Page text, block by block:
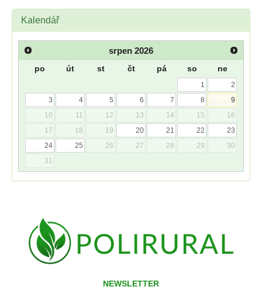
Kalendář
srpen 2026
po út st čt pá so ne
1
2
3
4 5 6 7 8
9
10
11 12 13 14 15
16
17
18 19 20 21 22
23
24
25 26 27 28 29
30
31
NEWSLETTER